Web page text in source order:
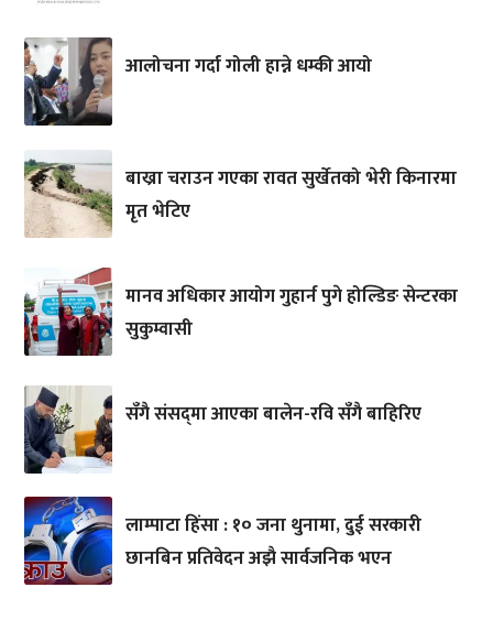
आलोचना गर्दा गोली हान्ने धम्की आयो
बाख्रा चराउन गएका रावत सुर्खेतको भेरी किनारमा
मृत भेटिए
मानव अधिकार आयोग गुहार्न पुगे होल्डिङ सेन्टरका
सुकुम्वासी
सँगै संसद्‌मा आएका बालेन-रवि सँगै बाहिरिए
लाम्पाटा हिंसा : १० जना थुनामा, दुई सरकारी
छानबिन प्रतिवेदन अझै सार्वजनिक भएन